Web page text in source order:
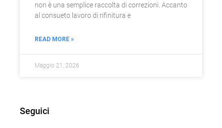
non è una semplice raccolta di correzioni. Accanto
al consueto lavoro di rifinitura e
READ MORE »
Maggio 21, 2026
Seguici